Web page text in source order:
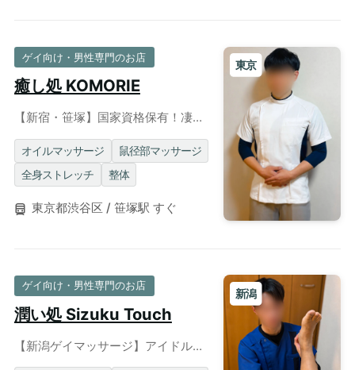
東京
ゲイ向け・男性専門のお店
癒し処 KOMORIE
【新宿・笹塚】国家資格保有！凄腕
ンズリラクゼーション◎出張対応可
オイルマッサージ
鼠径部マッサージ
全身ストレッチ
整体
東京都渋谷区 / 笹塚駅 すぐ
新潟
ゲイ向け・男性専門のお店
潤い処 Sizuku Touch
【新潟ゲイマッサージ】アイドルの